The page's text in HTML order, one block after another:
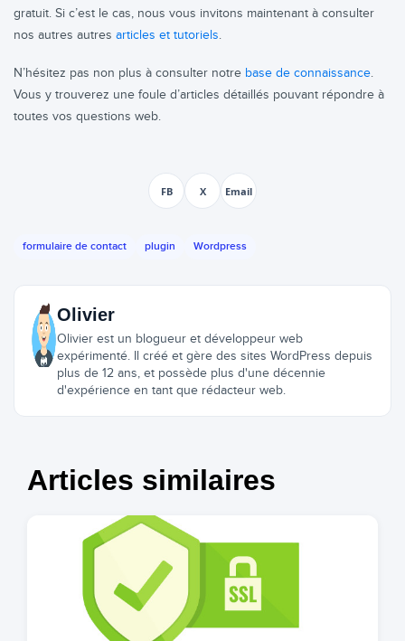
FB X Email
gratuit. Si c’est le cas, nous vous invitons maintenant à consulter
nos autres autres articles et tutoriels.
N’hésitez pas non plus à consulter notre base de connaissance.
Vous y trouverez une foule d’articles détaillés pouvant répondre à
toutes vos questions web.
formulaire de contact plugin Wordpress
Olivier
Olivier est un blogueur et développeur web
expérimenté. Il créé et gère des sites WordPress depuis
plus de 12 ans, et possède plus d'une décennie
d'expérience en tant que rédacteur web.
Articles similaires